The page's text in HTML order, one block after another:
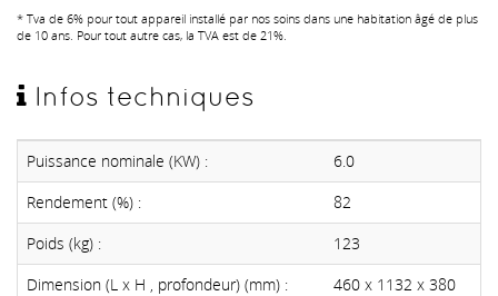
* Tva de 6% pour tout appareil installé par nos soins dans une habitation âgé de plus
de 10 ans. Pour tout autre cas, la TVA est de 21%.
Infos techniques
Puissance nominale (KW) :
6.0
Rendement (%) :
82
Poids (kg) :
123
Dimension (L x H , profondeur) (mm) :
460 x 1132 x 380